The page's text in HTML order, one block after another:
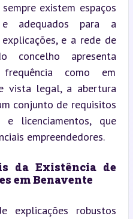
existem espaços
e adequados para a
e a rede de
concelho apresenta
como em
vista legal, a abertura
conjunto de requisitos
e licenciamentos, que
empreendedores.
da Existência de
em Benavente
explicações robustos